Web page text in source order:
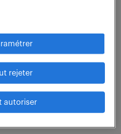
interne &
rejeter
autoriser